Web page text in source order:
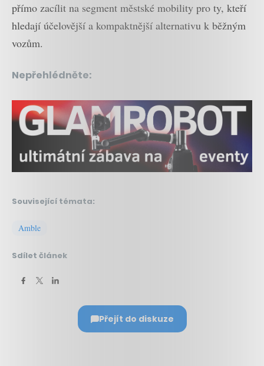
přímo zacílit na segment městské mobility pro ty, kteří
hledají účelovější a kompaktnější alternativu k běžným
vozům.
Nepřehlédněte:
Související témata:
Amble
Sdílet článek
Přejít do diskuze